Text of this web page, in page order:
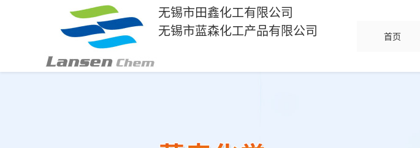
无锡市田鑫化工有限公司
无锡市蓝森化工产品有限公司
首页